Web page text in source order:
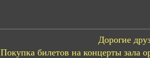
Дорогие
Покупка билетов на концерты зала